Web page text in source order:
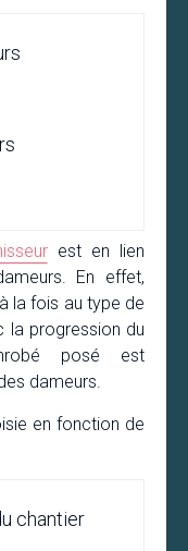
est en lien
En effet,
la fois au type de
la progression du
posé est
dameurs.
en fonction de
chantier